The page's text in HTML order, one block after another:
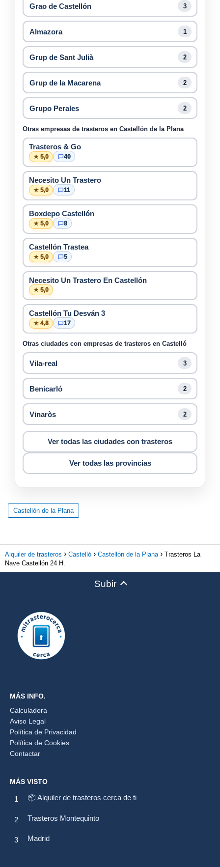
Grao de Castellón 3
Almazora 1
Grup de Sant Julià 2
Grup de la Macarena 2
Grupo Perales 2
Otras empresas de trasteros en Castellón de la Plana
Trasteros & Go
★ 5,0 40
Necesito Un Trastero
★ 5,0 11
Boxdepo Castellón
★ 5,0 8
Castellón Trastea
★ 5,0 5
Necesito Un Trastero En Castellón
★ 5,0
Castellón Tu Desván 3
★ 4,8 17
Otras ciudades con empresas de trasteros en Castelló
Vila-real 3
Benicarló 2
Vinaròs 2
Ver todas las ciudades con trasteros
Ver todas las provincias
Castellón de la Plana
Alquiler de trasteros Castelló Castellón de la Plana
Trasteros La
Nave Castellón 24 H.
Subir
MÁS INFO.
Calculadora
Aviso Legal
Política de Privacidad
Política de Cookies
Contactar
MÁS VISTO
📦 Alquiler de trasteros cerca de ti
Trasteros Montequinto
Madrid